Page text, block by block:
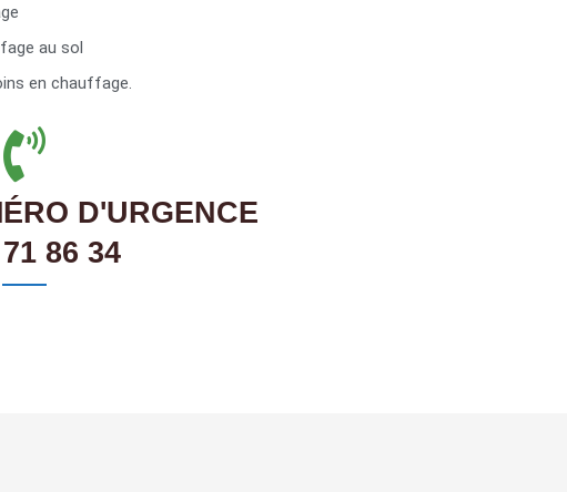
au sol
en chauffage.
D'URGENCE
86 34